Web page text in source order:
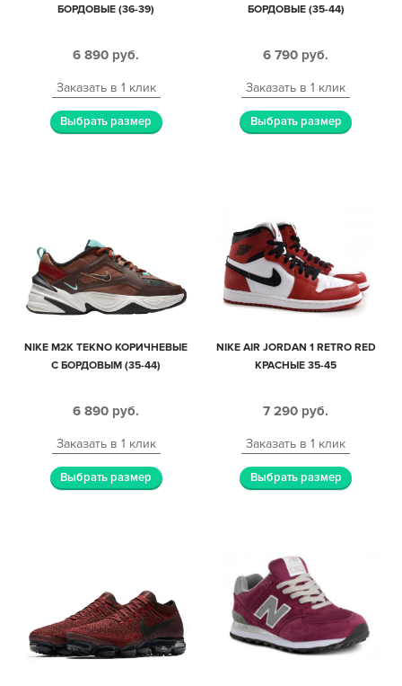
БОРДОВЫЕ (36-39)
6 890 руб.
Заказать в 1 клик
Выбрать размер
БОРДОВЫЕ (35-44)
6 790 руб.
Заказать в 1 клик
Выбрать размер
NIKE M2K TEKNO КОРИЧНЕВЫЕ
С БОРДОВЫМ (35-44)
6 890 руб.
Заказать в 1 клик
Выбрать размер
NIKE AIR JORDAN 1 RETRO RED
КРАСНЫЕ 35-45
7 290 руб.
Заказать в 1 клик
Выбрать размер